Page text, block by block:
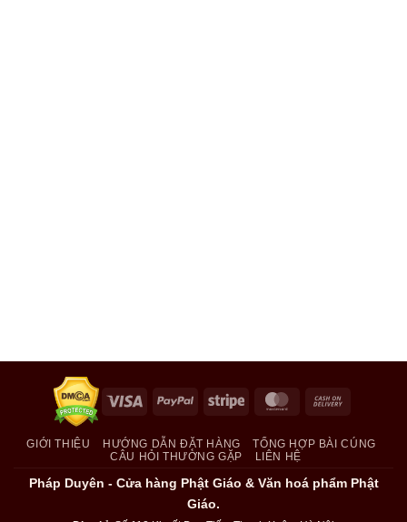
Visa PayPal Stripe MasterCard
Delivery
GIỚI THIỆU HƯỚNG DẪN ĐẶT HÀNG
TỔNG HỢP BÀI CÚNG
CÂU HỎI THƯỜNG GẶP
LIÊN HỆ
Pháp Duyên - Cửa hàng Phật Giáo & Văn hoá phẩm Phật
Giáo.